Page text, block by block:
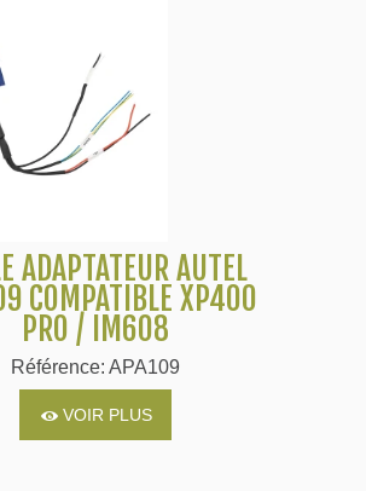
ADAPTATEUR AUTEL
COMPATIBLE XP400
PRO / IM608
Référence: APA109
VOIR PLUS